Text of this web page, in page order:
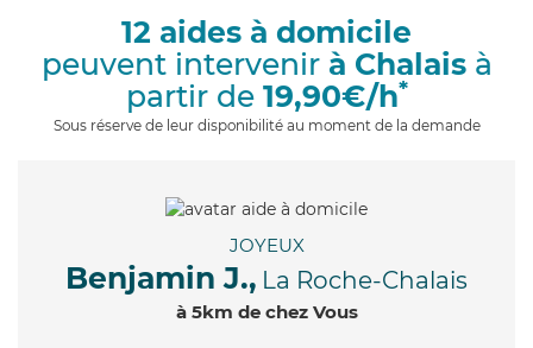
12 aides à domicile
peuvent intervenir à Chalaisà
partir de 19,90€/h*
Sous réserve de leur disponibilité au moment de la demande
JOYEUX
Benjamin J., La Roche-Chalais
à 5km de chez Vous